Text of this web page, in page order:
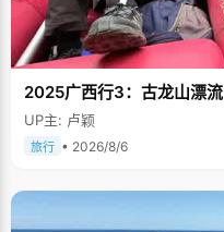
2025广西行3：古龙山漂流
UP主: 卢颖
旅行 • 2026/8/6